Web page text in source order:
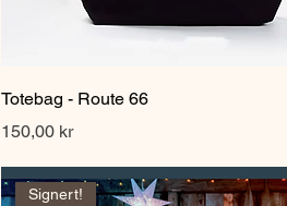
Hurtigvisning
Totebag - Route 66
Pris
150,00 kr
Signert!